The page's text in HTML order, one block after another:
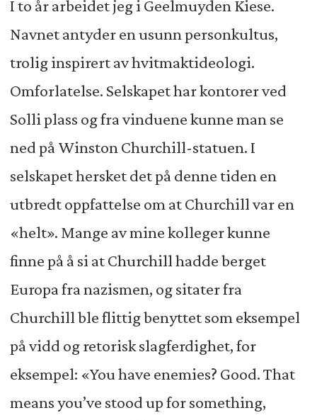
I to år arbeidet jeg i Geelmuyden Kiese.
Navnet antyder en usunn personkultus,
trolig inspirert av hvitmaktideologi.
Omforlatelse. Selskapet har kontorer ved
Solli plass og fra vinduene kunne man se
ned på Winston Churchill-statuen. I
selskapet hersket det på denne tiden en
utbredt oppfattelse om at Churchill var en
«helt». Mange av mine kolleger kunne
finne på å si at Churchill hadde berget
Europa fra nazismen, og sitater fra
Churchill ble flittig benyttet som eksempel
på vidd og retorisk slagferdighet, for
eksempel: «You have enemies? Good. That
means you’ve stood up for something,